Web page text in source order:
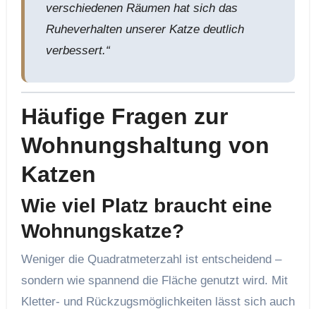
verschiedenen Räumen hat sich das
Ruheverhalten unserer Katze deutlich
verbessert.“
Häufige Fragen zur
Wohnungshaltung von
Katzen
Wie viel Platz braucht eine
Wohnungskatze?
Weniger die Quadratmeterzahl ist entscheidend –
sondern wie spannend die Fläche genutzt wird. Mit
Kletter- und Rückzugsmöglichkeiten lässt sich auch